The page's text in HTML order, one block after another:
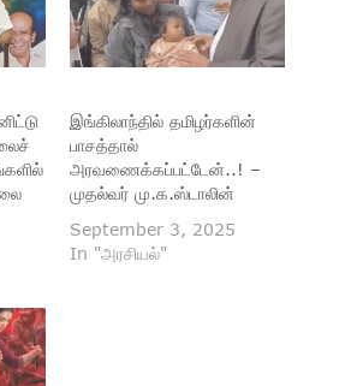
இங்கிலாந்தில் தமிழர்களின்
பாசத்தால்
அரவணைக்கப்பட்டேன்..! –
முதல்வர் மு.க.ஸ்டாலின்
September 3, 2025
In "அரசியல்"